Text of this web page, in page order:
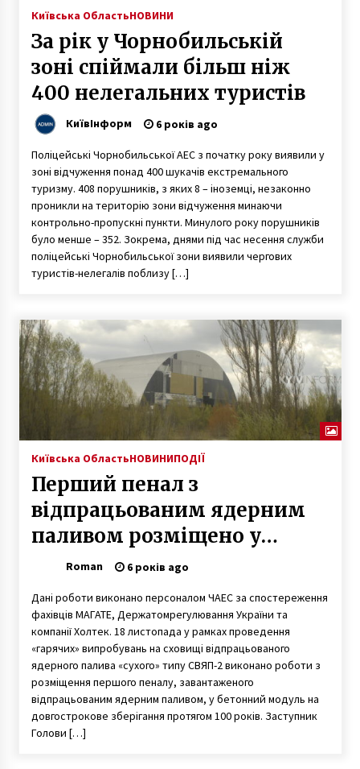
Київська ОбластьНОВИНИ
За рік у Чорнобильській
зоні спіймали більш ніж
400 нелегальних туристів
КиївІнформ 6 років ago
Поліцейські Чорнобильської АЕС з початку року виявили у
зоні відчуження понад 400 шукачів екстремального
туризму. 408 порушників, з яких 8 – іноземці, незаконно
проникли на територію зони відчуження минаючи
контрольно-пропускні пункти. Минулого року порушників
було менше – 352. Зокрема, днями під час несення служби
поліцейські Чорнобильської зони виявили чергових
туристів-нелегалів поблизу […]
Київська ОбластьНОВИНИПОДІЇ
Перший пенал з
відпрацьованим ядерним
паливом розміщено у
сухому сховищі
відпрацьованого ядерного
палива
Roman 6 років ago
Дані роботи виконано персоналом ЧАЕС за спостереження
фахівців МАГАТЕ, Держатомрегулювання України та
компанії Холтек. 18 листопада у рамках проведення
«гарячих» випробувань на сховищі відпрацьованого
ядерного палива «сухого» типу СВЯП-2 виконано роботи з
розміщення першого пеналу, завантаженого
відпрацьованим ядерним паливом, у бетонний модуль на
довгострокове зберігання протягом 100 років. Заступник
Голови […]